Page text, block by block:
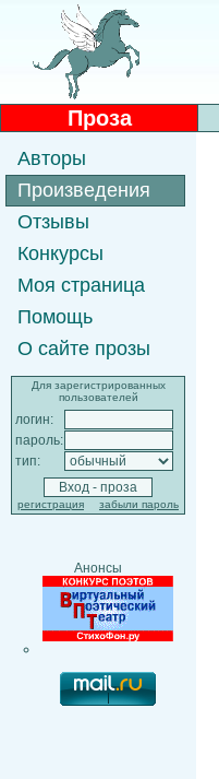
Проза
Авторы
Произведения
Отзывы
Конкурсы
Моя страница
Помощь
О сайте прозы
Для зарегистрированных
пользователей
логин:
пароль:
тип:
регистрация забыли пароль
Анонсы